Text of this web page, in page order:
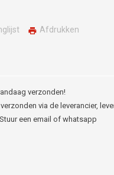
Afdrukken
verzonden!
via de leverancier,
een email of whatsapp